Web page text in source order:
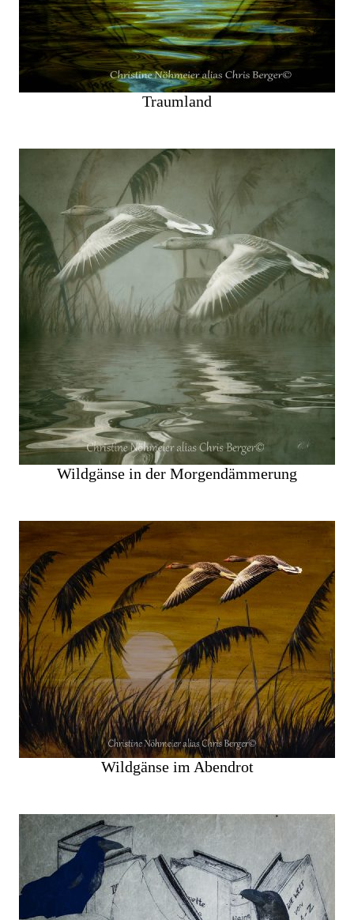
Traumland
Wildgänse in der Morgendämmerung
Wildgänse im Abendrot